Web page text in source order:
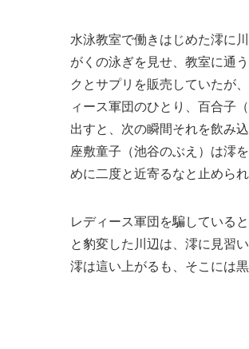
水泳教室で働きはじめた澪に
がくの泳ぎを見せ、教室に通
クとサプリを販売していたが
ィース軍団のひとり、百合子
出すと、次の瞬間それを飲み
座敷童子（池谷のぶえ）は澪
めに二度と近寄るなと止められ
レディース軍団を騙している
と豹変した川辺は、澪に見習
澪は這い上がるも、そこには